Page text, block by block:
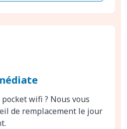
wifi ? Nous vous
de remplacement le jour